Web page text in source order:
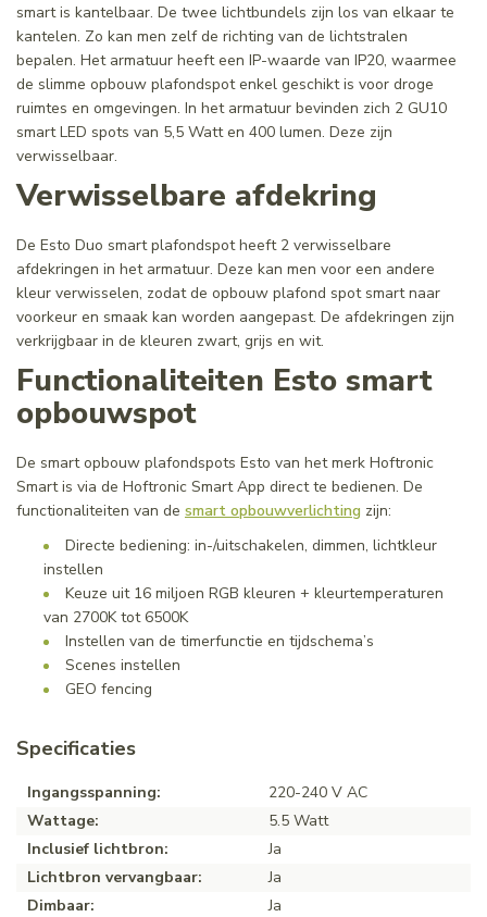
smart is kantelbaar. De twee lichtbundels zijn los van elkaar te
kantelen. Zo kan men zelf de richting van de lichtstralen
bepalen. Het armatuur heeft een IP-waarde van IP20, waarmee
de slimme opbouw plafondspot enkel geschikt is voor droge
ruimtes en omgevingen. In het armatuur bevinden zich 2 GU10
smart LED spots van 5,5 Watt en 400 lumen. Deze zijn
verwisselbaar.
Verwisselbare afdekring
De Esto Duo smart plafondspot heeft 2 verwisselbare
afdekringen in het armatuur. Deze kan men voor een andere
kleur verwisselen, zodat de opbouw plafond spot smart naar
voorkeur en smaak kan worden aangepast. De afdekringen zijn
verkrijgbaar in de kleuren zwart, grijs en wit.
Functionaliteiten Esto smart
opbouwspot
De smart opbouw plafondspots Esto van het merk Hoftronic
Smart is via de Hoftronic Smart App direct te bedienen. De
functionaliteiten van de smart opbouwverlichting zijn:
Directe bediening: in-/uitschakelen, dimmen, lichtkleur
instellen
Keuze uit 16 miljoen RGB kleuren + kleurtemperaturen
van 2700K tot 6500K
Instellen van de timerfunctie en tijdschema’s
Scenes instellen
GEO fencing
Specificaties
Ingangsspanning:
220-240 V AC
Wattage:
5.5 Watt
Inclusief lichtbron:
Ja
Lichtbron vervangbaar:
Ja
Dimbaar:
Ja